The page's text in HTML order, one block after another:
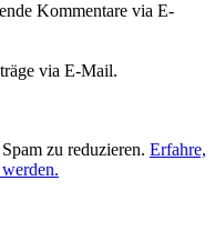
Kommentare via E-
via E-Mail.
zu reduzieren. Erfahre,